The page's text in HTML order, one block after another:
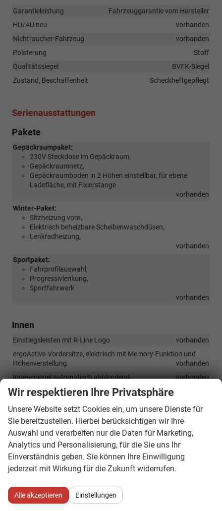
Garantieleistung
Fahrzeuggarantie vom Hersteller
HU/AU neu
vorhanden
Nichtraucher-Fahrzeug
vorhanden
Polsterung
Stoff
Qualitätssiegel
BVFK-Siegel
Zustand, Beschaffenheit
Scheckheftgepflegt
Serienausstattungen
Pakete
Gepäckraumpaket:
230V Steckdose im Gepäckraum,
Gepäckraumnetz,
Gepäckraumboden in 2 Höhen einstellbar, für ebene
Ladefläche, mit Fixierstange
vorhanden
Winter-Paket:
Sitzheizung vorn,
Elektrisch beheizbare Scheibenwaschdüsen,
Lenkradheizung,
vorhanden
Sportpaket:
Fahrprofilauswahl,
Progressivlenkung,
Sportfahrwerk
vorhanden
Innen
Einstiegsleisten mit R-Line Logo
vorhanden
ergoActive-Vordersitze, elektrisch mit Memory-Funktion und
Höhenverstellung
vorhanden
Innenspiegel automatisch abblendend
vorhanden
3-Zonen-Klimaautomatik "Climatronic" mit Air Care
Vordersitze mit elektrisch verstellbarer Lordosenstütze
vorhanden
LED-Beleuchtung im Fußraum vorn
vorhanden
Vordersitze mit Massagefunktion
Rücksitzlehne asymmetrisch geteilt umklappbar, mit
Durchlademöglichkeit
Fußmatten
Netztrennwand
Wir respektieren Ihre Privatsphäre
Unsere Website setzt Cookies ein, um unsere Dienste für
Sie bereitzustellen. Hierbei berücksichtigen wir Ihre
Auswahl und verarbeiten nur die Daten für Marketing,
Analytics und Personalisierung, für die Sie uns Ihr
Einverständnis geben. Sie können Ihre Einwilligung
jederzeit mit Wirkung für die Zukunft widerrufen.
Alle akzeptieren Einstellungen